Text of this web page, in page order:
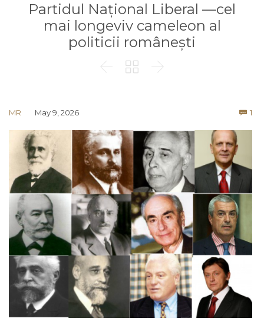
Partidul Național Liberal —cel
mai longeviv cameleon al
politicii românești
  
MR May 9, 2026  1